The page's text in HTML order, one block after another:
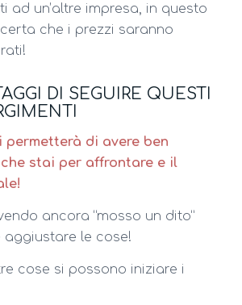
ad un’altre impresa, in questo
che i prezzi saranno
DI SEGUIRE QUESTI
permetterà di avere ben
stai per affrontare e il
ancora “mosso un dito”
aggiustare le cose!
cose si possono iniziare i